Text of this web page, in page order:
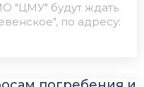
"ЦМУ" будут ждать
по адресу: